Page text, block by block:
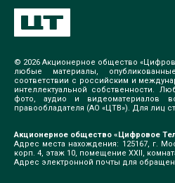
© 2026 Акционерное общество
любые материалы,
соответствии с российским и
интеллектуальной собственности.
фото, аудио и видеоматериалов
правообладателя (АО «ЦТВ»). Для лиц
Акционерное общество «Цифровое
Адрес места нахождения: 125167, г.
корп. 4, этаж 10, помещение XXII,
Адрес электронной почты для